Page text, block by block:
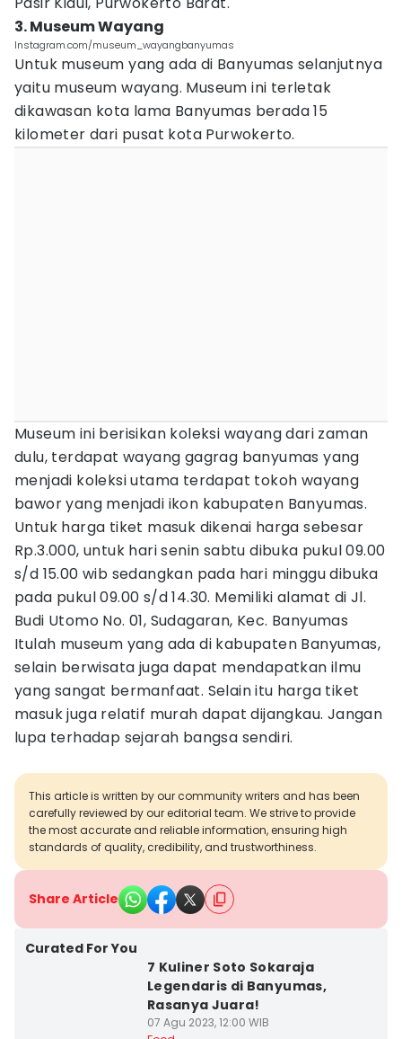
3. Museum Wayang
Instagram.com/museum_wayangbanyumas
Untuk museum yang ada di Banyumas selanjutnya
yaitu museum wayang. Museum ini terletak
dikawasan kota lama Banyumas berada 15
kilometer dari pusat kota Purwokerto.
Museum ini berisikan koleksi wayang dari zaman
dulu, terdapat wayang gagrag banyumas yang
menjadi koleksi utama terdapat tokoh wayang
bawor yang menjadi ikon kabupaten Banyumas.
Untuk harga tiket masuk dikenai harga sebesar
Rp.3.000, untuk hari senin sabtu dibuka pukul 09.00
s/d 15.00 wib sedangkan pada hari minggu dibuka
pada pukul 09.00 s/d 14.30. Memiliki alamat di Jl.
Budi Utomo No. 01, Sudagaran, Kec. Banyumas
Itulah museum yang ada di kabupaten Banyumas,
selain berwisata juga dapat mendapatkan ilmu
yang sangat bermanfaat. Selain itu harga tiket
masuk juga relatif murah dapat dijangkau. Jangan
lupa terhadap sejarah bangsa sendiri.
This article is written by our community writers and has been
carefully reviewed by our editorial team. We strive to provide
the most accurate and reliable information, ensuring high
standards of quality, credibility, and trustworthiness.
Share Article
Curated For You
7 Kuliner Soto Sokaraja
Legendaris di Banyumas,
Rasanya Juara!
07 Agu 2023, 12:00 WIB